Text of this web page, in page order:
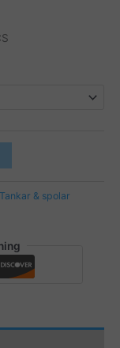
Tankar & spolar